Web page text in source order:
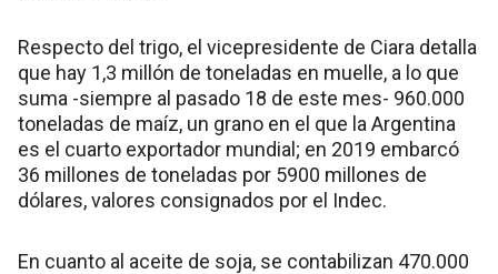
Respecto del trigo, el vicepresidente de Ciara detalla
que hay 1,3 millón de toneladas en muelle, a lo que
suma -siempre al pasado 18 de este mes- 960.000
toneladas de maíz, un grano en el que la Argentina
es el cuarto exportador mundial; en 2019 embarcó
36 millones de toneladas por 5900 millones de
dólares, valores consignados por el Indec.
En cuanto al aceite de soja, se contabilizan 470.000